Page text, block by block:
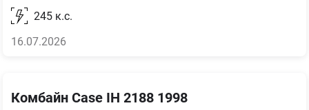
245 к.с.
16.07.2026
Комбайн Case IH 2188 1998